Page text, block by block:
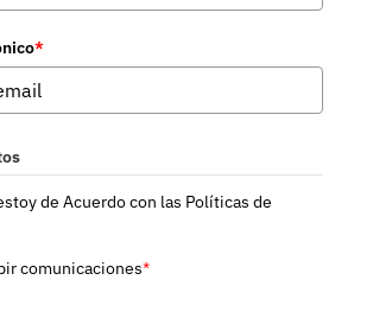
*
de Acuerdo con las Políticas de
comunicaciones*